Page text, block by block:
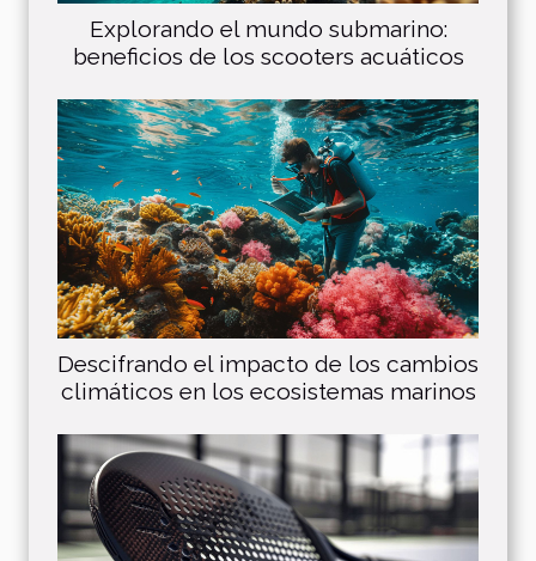
Explorando el mundo submarino:
beneficios de los scooters acuáticos
Descifrando el impacto de los cambios
climáticos en los ecosistemas marinos